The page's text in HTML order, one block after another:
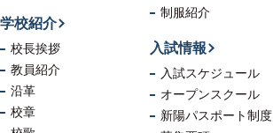
制服紹介
学校紹介
校長挨拶
教員紹介
沿革
校章
入試情報
入試スケジュール
オープンスクール
新陽パスポート制度